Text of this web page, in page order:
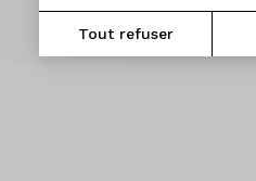
Tout refuser